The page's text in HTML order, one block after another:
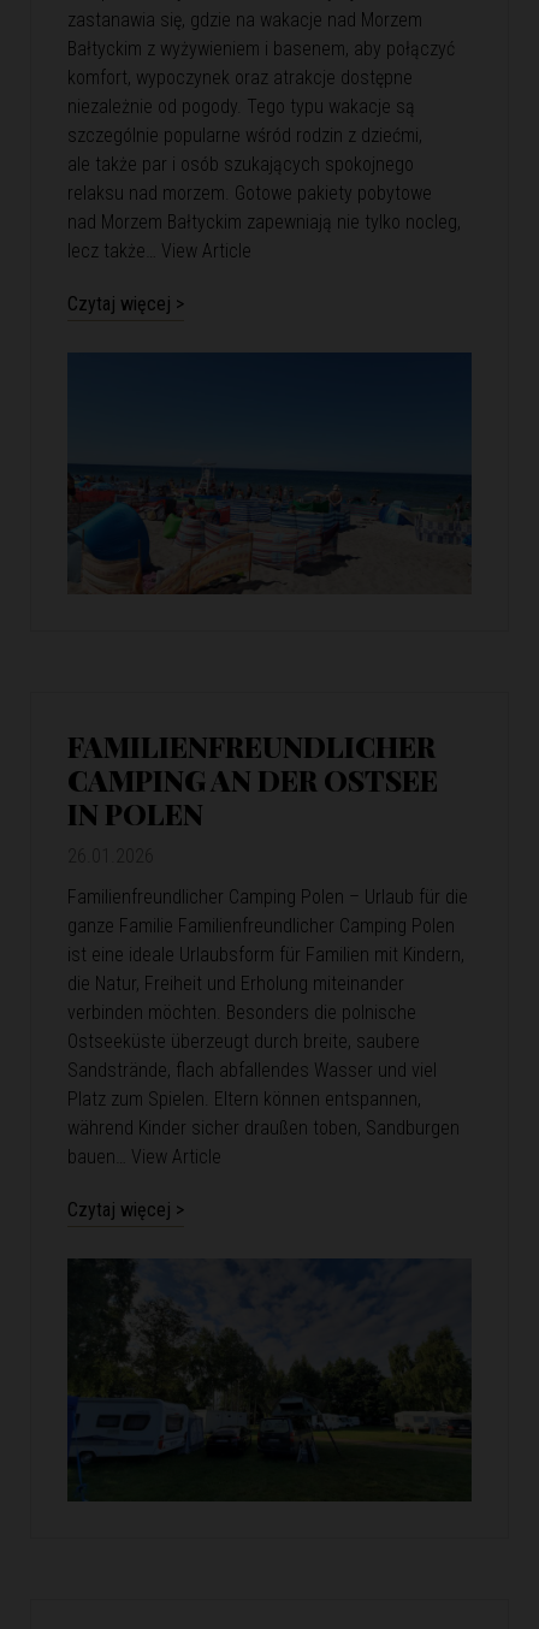
zastanawia się, gdzie na wakacje nad Morzem
Bałtyckim z wyżywieniem i basenem, aby połączyć
komfort, wypoczynek oraz atrakcje dostępne
niezależnie od pogody. Tego typu wakacje są
szczególnie popularne wśród rodzin z dziećmi,
ale także par i osób szukających spokojnego
relaksu nad morzem. Gotowe pakiety pobytowe
nad Morzem Bałtyckim zapewniają nie tylko nocleg,
lecz także… View Article
Czytaj więcej >
FAMILIENFREUNDLICHER
CAMPING AN DER OSTSEE
IN POLEN
Familienfreundlicher Camping Polen – Urlaub für die
ganze Familie Familienfreundlicher Camping Polen
ist eine ideale Urlaubsform für Familien mit Kindern,
die Natur, Freiheit und Erholung miteinander
verbinden möchten. Besonders die polnische
Ostseeküste überzeugt durch breite, saubere
Sandstrände, flach abfallendes Wasser und viel
Platz zum Spielen. Eltern können entspannen,
während Kinder sicher draußen toben, Sandburgen
bauen… View Article
Czytaj więcej >